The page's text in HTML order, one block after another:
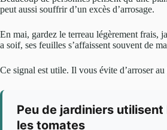
peut aussi souffrir d’un excès d’arrosage.
En mai, gardez le terreau légèrement frais,
a soif, ses feuilles s’affaissent souvent de
Ce signal est utile. Il vous évite d’arroser
Peu de jardiniers
les tomates